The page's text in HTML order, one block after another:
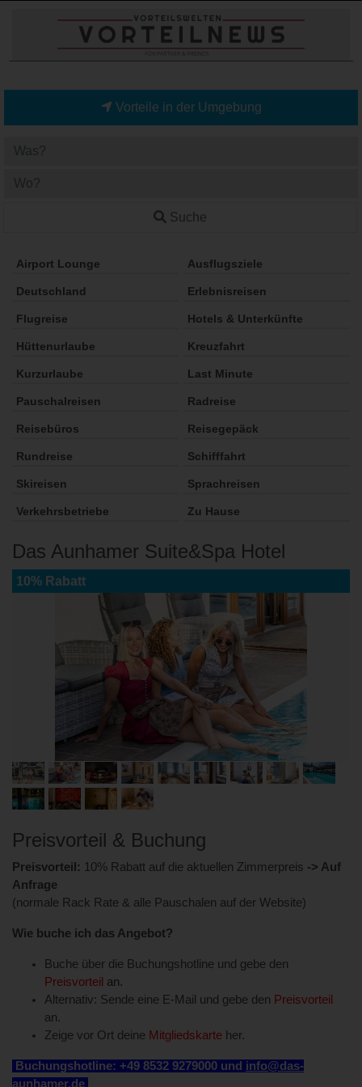
Vorteile in der Umgebung
Suche
Airport Lounge Ausflugsziele
Deutschland Erlebnisreisen
Flugreise Hotels & Unterkünfte
Hüttenurlaube Kreuzfahrt
Kurzurlaube Last Minute
Pauschalreisen Radreise
Reisebüros Reisegepäck
Rundreise Schifffahrt
Skireisen Sprachreisen
Verkehrsbetriebe Zu Hause
Das Aunhamer Suite&Spa Hotel
10% Rabatt
Preisvorteil & Buchung
Preisvorteil: 10% Rabatt auf die aktuellen Zimmerpreis -> Auf
Anfrage
(normale Rack Rate & alle Pauschalen auf der Website)
Wie buche ich das Angebot?
Buche über die Buchungshotline und gebe den
Preisvorteil an.
Alternativ: Sende eine E-Mail und gebe den Preisvorteil
an.
Zeige vor Ort deine Mitgliedskarte her.
Buchungshotline: +49 8532 9279000 und info@das-
aunhamer.de